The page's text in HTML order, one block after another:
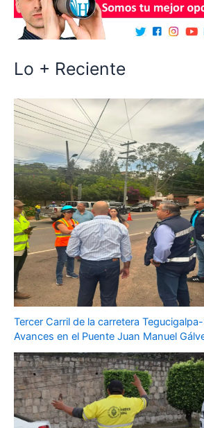
Lo + Reciente
Tercer Carril de la carretera
Avances en el Puente Juan Manuel